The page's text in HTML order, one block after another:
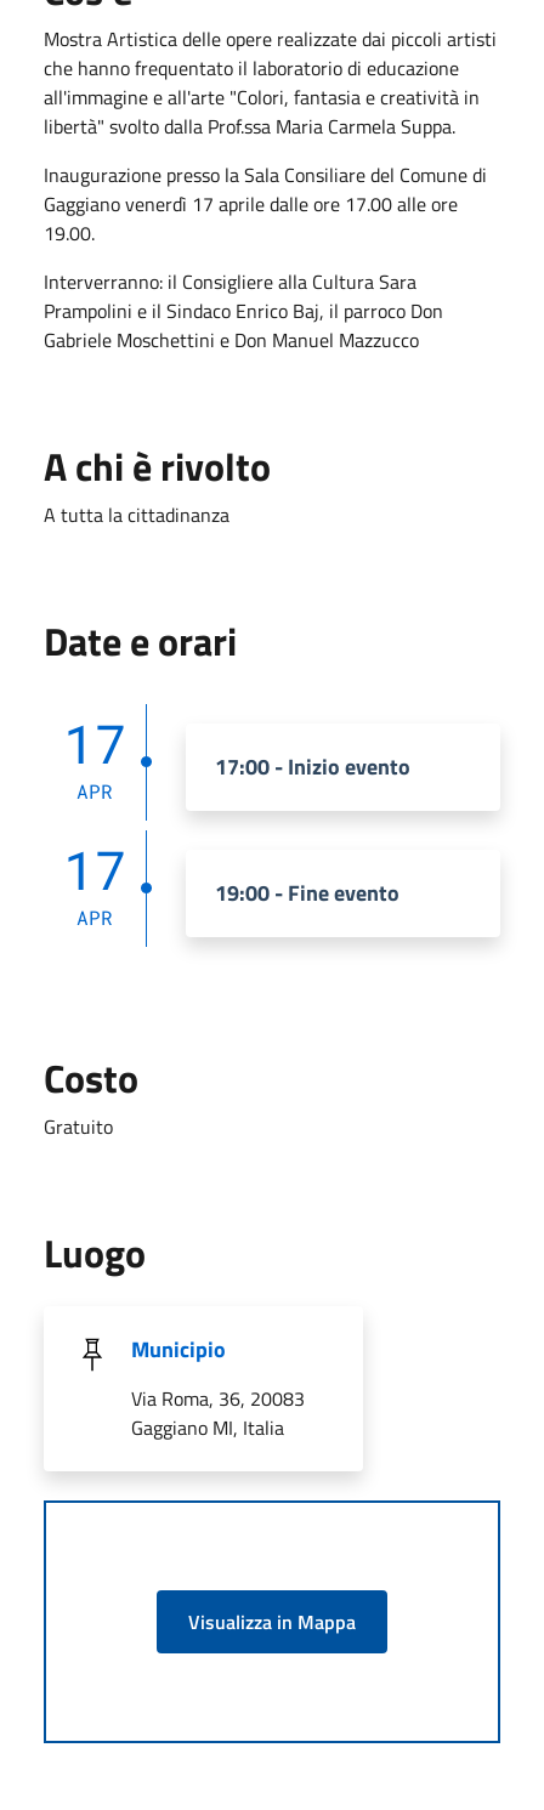
Mostra Artistica delle opere realizzate dai piccoli artisti
che hanno frequentato il laboratorio di educazione
all'immagine e all'arte "Colori, fantasia e creatività in
libertà" svolto dalla Prof.ssa Maria Carmela Suppa.
Inaugurazione presso la Sala Consiliare del Comune di
Gaggiano venerdì 17 aprile dalle ore 17.00 alle ore
19.00.
Interverranno: il Consigliere alla Cultura Sara
Prampolini e il Sindaco Enrico Baj, il parroco Don
Gabriele Moschettini e Don Manuel Mazzucco
A chi è rivolto
A tutta la cittadinanza
Date e orari
17
APR
17:00 - Inizio evento
17
APR
19:00 - Fine evento
Costo
Gratuito
Luogo
Municipio
Via Roma, 36, 20083
Gaggiano MI, Italia
Visualizza in Mappa